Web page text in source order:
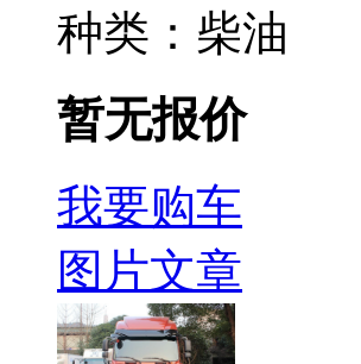
种类： 柴油
暂无报价
我要购车
图片文章